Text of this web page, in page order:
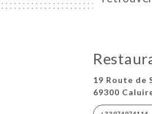
19 Route de
69300